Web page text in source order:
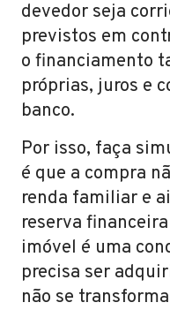
devedor seja
previstos em
o financiamento
próprias, juros e
banco.
Por isso, faça
é que a compra
renda familiar e
reserva
imóvel é uma
precisa ser
não se